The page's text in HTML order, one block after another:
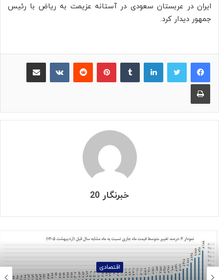
ایران در عربستان سعودی در آستانه عزیمت به ریاض با رئیس
جمهور دیدار کرد.
لینکدین پینترست ‫رددیت
چاپ
خبرنگار 20
اقتصادی